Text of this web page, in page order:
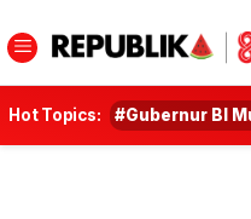
Hot Topics: #Gubernur BI